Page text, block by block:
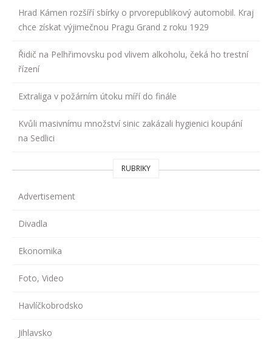
Hrad Kámen rozšíří sbírky o prvorepublikový automobil. Kraj
chce získat výjimečnou Pragu Grand z roku 1929
Řidič na Pelhřimovsku pod vlivem alkoholu, čeká ho trestní
řízení
Extraliga v požárním útoku míří do finále
Kvůli masivnímu množství sinic zakázali hygienici koupání
na Sedlici
RUBRIKY
Advertisement
Divadla
Ekonomika
Foto, Video
Havlíčkobrodsko
Jihlavsko